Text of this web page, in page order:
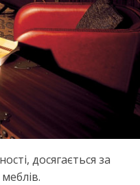
досягається за